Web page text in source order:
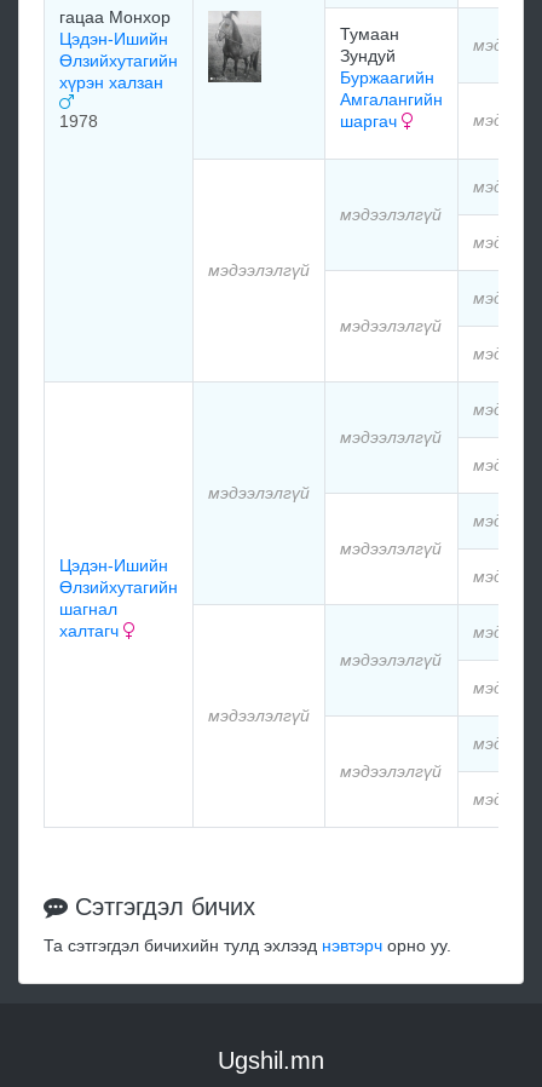
гацаа Монхор
Цэдэн-Ишийн
Өлзийхутагийн
хүрэн халзан
1978
Тумаан
Зундуй
Буржаагийн
Амгалангийн
шаргач
мэдээлэлгүй
мэдээлэлгүй
мэдээлэлгүй
Цэдэн-Ишийн
Өлзийхутагийн
шагнал
халтагч
мэдээлэлгүй
мэдээлэлгүй
мэдээлэлгүй
мэдээлэлгүй
мэдээлэлгүй
мэдээлэлгүй
Сэтгэгдэл бичих
Та сэтгэгдэл бичихийн тулд эхлээд нэвтэрч орно уу.
Ugshil.mn